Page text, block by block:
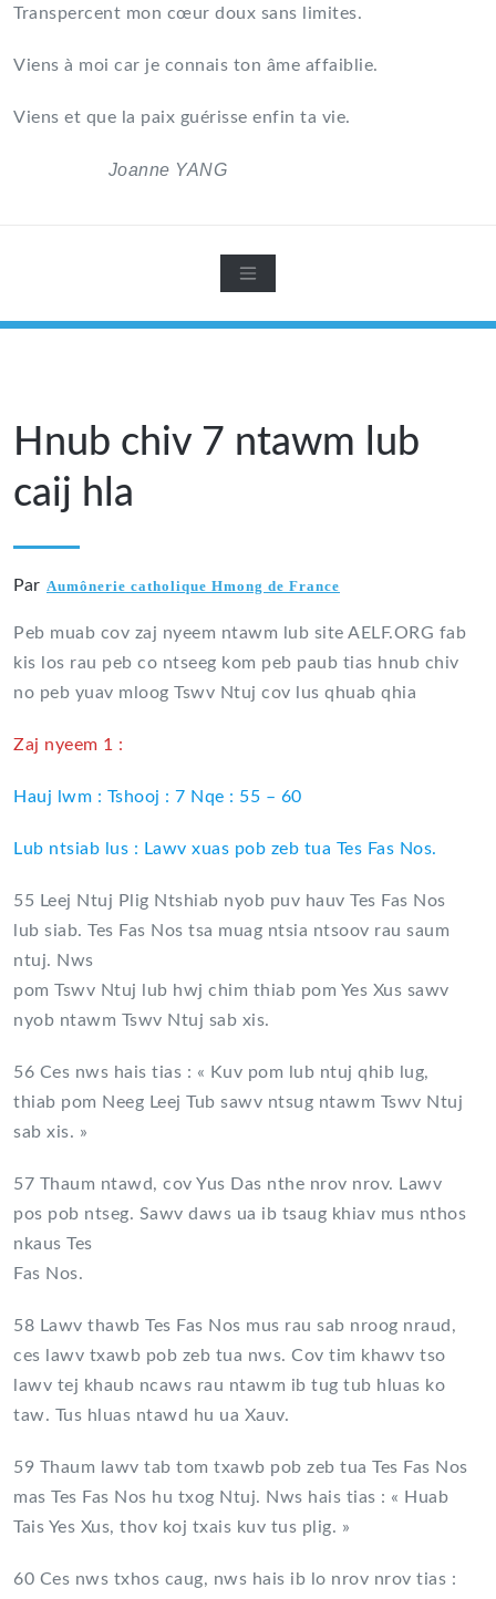
Transpercent mon cœur doux sans limites.
Viens à moi car je connais ton âme affaiblie.
Viens et que la paix guérisse enfin ta vie.
Joanne YANG
Hnub chiv 7 ntawm lub
caij hla
Par Aumônerie catholique Hmong de France
Peb muab cov zaj nyeem ntawm lub site AELF.ORG fab
kis los rau peb co ntseeg kom peb paub tias hnub chiv
no peb yuav mloog Tswv Ntuj cov lus qhuab qhia
Zaj nyeem 1 :
Hauj lwm : Tshooj : 7 Nqe : 55 – 60
Lub ntsiab lus : Lawv xuas pob zeb tua Tes Fas Nos.
55 Leej Ntuj Plig Ntshiab nyob puv hauv Tes Fas Nos
lub siab. Tes Fas Nos tsa muag ntsia ntsoov rau saum
ntuj. Nws
pom Tswv Ntuj lub hwj chim thiab pom Yes Xus sawv
nyob ntawm Tswv Ntuj sab xis.
56 Ces nws hais tias : « Kuv pom lub ntuj qhib lug,
thiab pom Neeg Leej Tub sawv ntsug ntawm Tswv Ntuj
sab xis. »
57 Thaum ntawd, cov Yus Das nthe nrov nrov. Lawv
pos pob ntseg. Sawv daws ua ib tsaug khiav mus nthos
nkaus Tes
Fas Nos.
58 Lawv thawb Tes Fas Nos mus rau sab nroog nraud,
ces lawv txawb pob zeb tua nws. Cov tim khawv tso
lawv tej khaub ncaws rau ntawm ib tug tub hluas ko
taw. Tus hluas ntawd hu ua Xauv.
59 Thaum lawv tab tom txawb pob zeb tua Tes Fas Nos
mas Tes Fas Nos hu txog Ntuj. Nws hais tias : « Huab
Tais Yes Xus, thov koj txais kuv tus plig. »
60 Ces nws txhos caug, nws hais ib lo nrov nrov tias :